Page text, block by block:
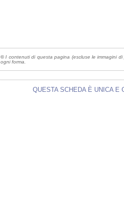
© I contenuti di questa pagina (escluse le immagini
ogni forma.
QUESTA SCHEDA È UNICA E